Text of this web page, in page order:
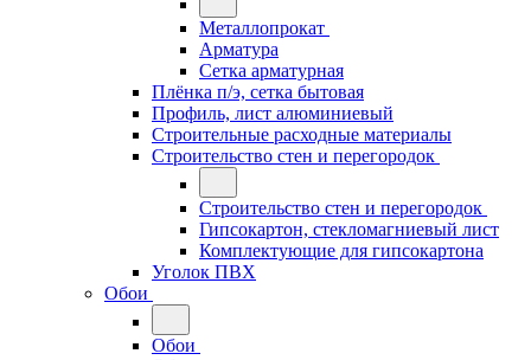
Металлопрокат
Арматура
Сетка арматурная
Плёнка п/э, сетка бытовая
Профиль, лист алюминиевый
Строительные расходные материалы
Строительство стен и перегородок
Строительство стен и перегородок
Гипсокартон, стекломагниевый лист
Комплектующие для гипсокартона
Уголок ПВХ
Обои
Обои